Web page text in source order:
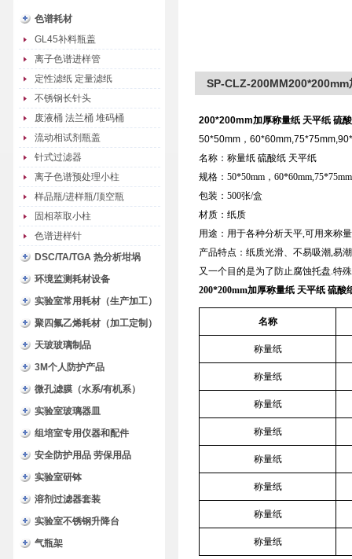
色谱耗材
GL45补料瓶盖
离子色谱进样管
定性滤纸 定量滤纸
不锈钢长针头
废液桶 法兰桶 堆码桶
流动相试剂瓶盖
针式过滤器
离子色谱预处理小柱
样品瓶/进样瓶/顶空瓶
固相萃取小柱
色谱进样针
DSC/TA/TGA 热分析坩埚
环境监测耗材设备
实验室常用耗材（生产加工）
聚四氟乙烯耗材（加工定制）
天玻玻璃制品
3M个人防护产品
微孔滤膜（水系/有机系）
实验室玻璃器皿
组培室专用仪器和配件
安全防护用品 劳保用品
实验室研钵
溶剂过滤器套装
实验室不锈钢升降台
气瓶架
SP-CLZ-
200*200mm加厚称量纸 天平纸 硫
50*50mm，
名称：称量纸 硫酸纸 天平纸
规格：50*50mm，
包装：500张/盒
材质：纸质
用途：用于各种分析天平,可用来称
产品特点：纸质光滑、不易吸潮,易
又一个目的是为了防止腐蚀托盘.特
200*200mm加厚称量纸 天平纸 硫酸
名称
称量纸
称量纸
称量纸
称量纸
称量纸
称量纸
称量纸
称量纸